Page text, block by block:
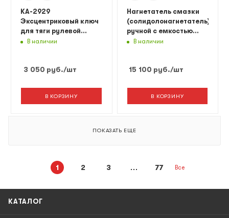
KA-2929
Эксцентриковый ключ
для тяги рулевой
трапеции
В наличии
3 050 руб./шт
В КОРЗИНУ
Нагнетатель смазки
(солидолонагнетатель)
ручной с емкостью
13кг GTE
В наличии
15 100 руб./шт
В КОРЗИНУ
ПОКАЗАТЬ ЕЩЕ
1 2 3 77 Все
КАТАЛОГ